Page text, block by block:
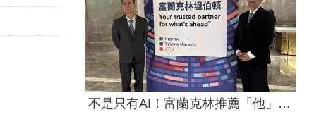
不是只有AI！富蘭克林推薦「他」紅利更多